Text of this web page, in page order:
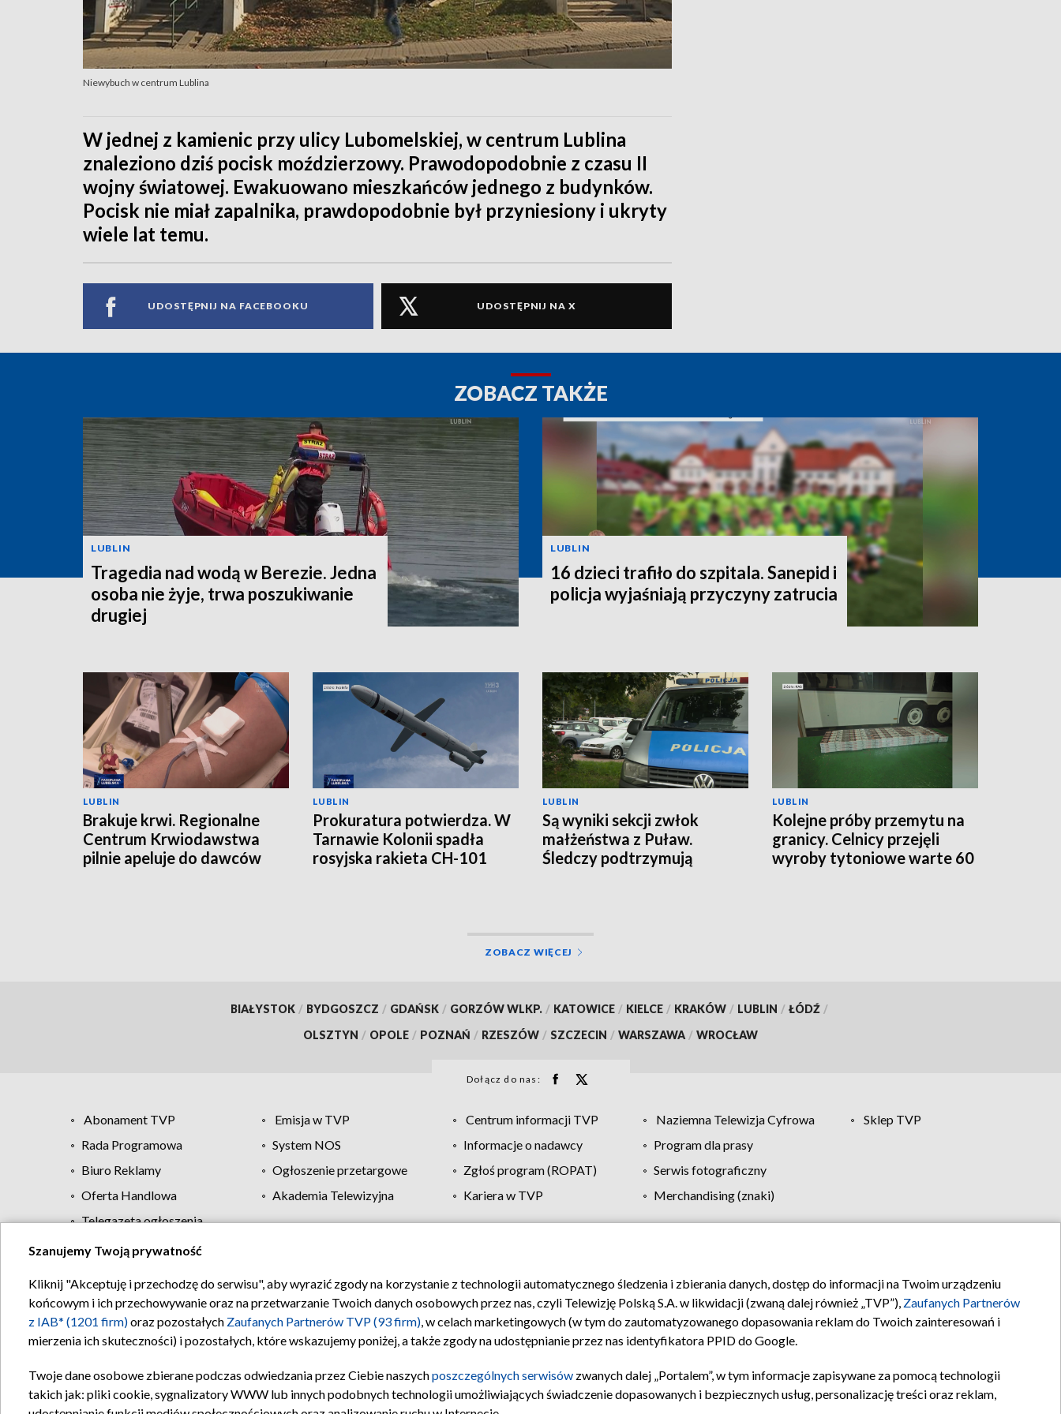
Niewybuch w centrum Lublina
W jednej z kamienic przy ulicy Lubomelskiej, w centrum Lublina
znaleziono dziś pocisk moździerzowy. Prawodopodobnie z czasu II
wojny światowej. Ewakuowano mieszkańców jednego z budynków.
Pocisk nie miał zapalnika, prawdopodobnie był przyniesiony i ukryty
wiele lat temu.
UDOSTĘPNIJ NA FACEBOOKU UDOSTĘPNIJ NA X
ZOBACZ TAKŻE
LUBLIN
Tragedia nad wodą w Berezie. Jedna
osoba nie żyje, trwa poszukiwanie
drugiej
LUBLIN
16 dzieci trafiło do szpitala. Sanepid i
policja wyjaśniają przyczyny zatrucia
LUBLIN
Brakuje krwi. Regionalne
Centrum Krwiodawstwa
pilnie apeluje do dawców
LUBLIN
Prokuratura potwierdza. W
Tarnawie Kolonii spadła
rosyjska rakieta CH-101
LUBLIN
Są wyniki sekcji zwłok
małżeństwa z Puław.
Śledczy podtrzymują
LUBLIN
Kolejne próby przemytu na
granicy. Celnicy przejęli
wyroby tytoniowe warte 60
ZOBACZ WIĘCEJ
BIAŁYSTOK / BYDGOSZCZ / GDAŃSK / GORZÓW WLKP. / KATOWICE / KIELCE / KRAKÓW / LUBLIN / ŁÓDŹ /
OLSZTYN / OPOLE / POZNAŃ / RZESZÓW / SZCZECIN / WARSZAWA / WROCŁAW
Dołącz do nas:
Abonament TVP Emisja w TVP Centrum informacji TVP Naziemna Telewizja Cyfrowa
Sklep TVP
Rada Programowa
System NOS Informacje o nadawcy
Program dla prasy
Biuro Reklamy
Ogłoszenie przetargowe Zgłoś program (ROPAT)
Serwis fotograficzny
Oferta Handlowa
Akademia Telewizyjna Kariera w TVP
Merchandising (znaki)
Telegazeta ogłoszenia
Regulamin TVP Polityka prywatności Moje zgody Pomoc Biuro reklamy Kontakt
Szanujemy Twoją prywatność
Kliknij "Akceptuję i przechodzę do serwisu", aby wyrazić zgody na korzystanie z technologii automatycznego śledzenia i zbierania danych, dostęp do informacji na Twoim urządzeniu
końcowym i ich przechowywanie oraz na przetwarzanie Twoich danych osobowych przez nas, czyli Telewizję Polską S.A. w likwidacji (zwaną dalej również „TVP”), Zaufanych Partnerów
z IAB* (1201 firm)oraz pozostałych Zaufanych Partnerów TVP (93 firm), w celach marketingowych (w tym do zautomatyzowanego dopasowania reklam do Twoich zainteresowań i
mierzenia ich skuteczności) i pozostałych, które wskazujemy poniżej, a także zgody na udostępnianie przez nas identyfikatora PPID do Google.
Twoje dane osobowe zbierane podczas odwiedzania przez Ciebie naszychposzczególnych serwisów zwanych dalej „Portalem”, w tym informacje zapisywane za pomocą technologii
takich jak: pliki cookie, sygnalizatory WWW lub innych podobnych technologii umożliwiających świadczenie dopasowanych i bezpiecznych usług, personalizację treści oraz reklam,